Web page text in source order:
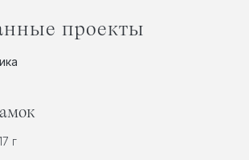
проекты
г